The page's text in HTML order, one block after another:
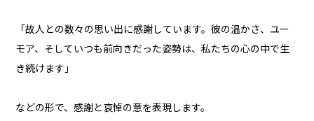
「故人との数々の思い出に感謝しています。彼の温かさ、ユー
モア、そしていつも前向きだった姿勢は、私たちの心の中で生
き続けます」
などの形で、感謝と哀悼の意を表現します。